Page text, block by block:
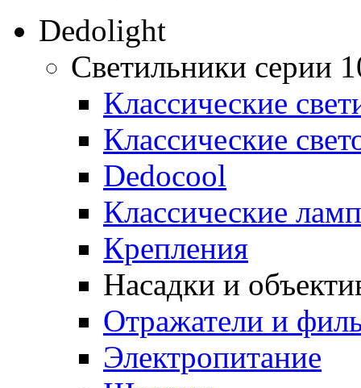
Dedolight
Светильники серии
Классические
Классические
Dedocool
Классические
Крепления
Насадки и
Отражатели и
Электропитание